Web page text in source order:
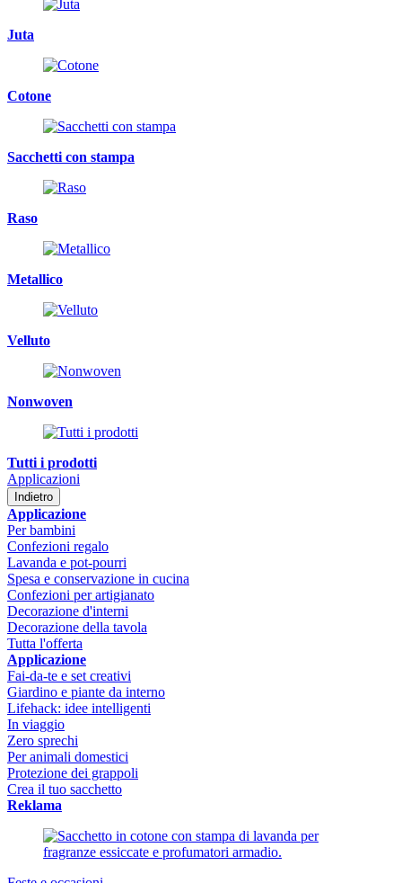
Juta
Cotone
Sacchetti con stampa
Raso
Metallico
Velluto
Nonwoven
Tutti i prodotti
Applicazioni
Indietro
Applicazione
Per bambini
Confezioni regalo
Lavanda e pot-pourri
Spesa e conservazione in cucina
Confezioni per artigianato
Decorazione d'interni
Decorazione della tavola
Tutta l'offerta
Applicazione
Fai-da-te e set creativi
Giardino e piante da interno
Lifehack: idee intelligenti
In viaggio
Zero sprechi
Per animali domestici
Protezione dei grappoli
Crea il tuo sacchetto
Reklama